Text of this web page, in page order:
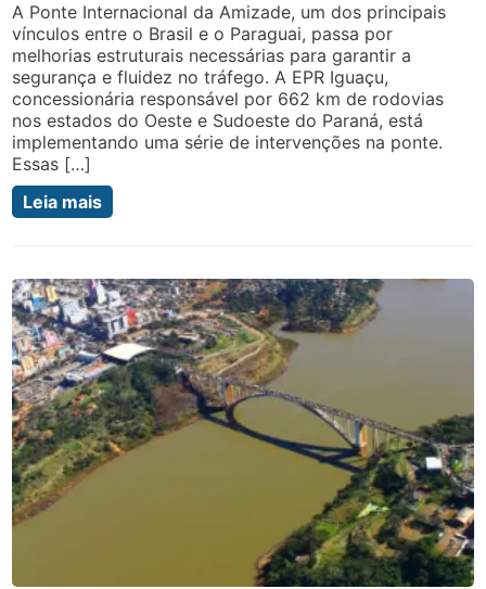
A Ponte Internacional da Amizade, um dos principais
vínculos entre o Brasil e o Paraguai, passa por
melhorias estruturais necessárias para garantir a
segurança e fluidez no tráfego. A EPR Iguaçu,
concessionária responsável por 662 km de rodovias
nos estados do Oeste e Sudoeste do Paraná, está
implementando uma série de intervenções na ponte.
Essas […]
Leia mais